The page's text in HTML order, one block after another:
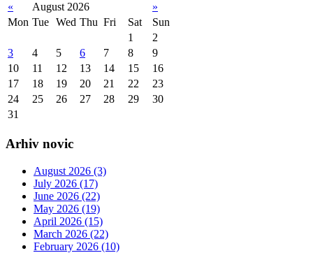
« August 2026
»
Mon Tue Wed Thu Fri Sat
Sun
1
2
3
4 5 6 7 8
9
10
11 12 13 14 15
16
17
18 19 20 21 22
23
24
25 26 27 28 29
30
31
Arhiv novic
August 2026 (3)
July 2026 (17)
June 2026 (22)
May 2026 (19)
April 2026 (15)
March 2026 (22)
February 2026 (10)